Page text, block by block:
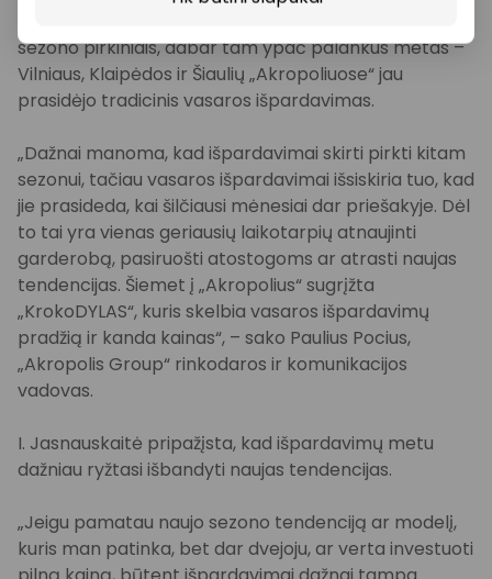
sezono pirkiniais, dabar tam ypač palankus metas –
Vilniaus, Klaipėdos ir Šiaulių „Akropoliuose“ jau
prasidėjo tradicinis vasaros išpardavimas.
„Dažnai manoma, kad išpardavimai skirti pirkti kitam
sezonui, tačiau vasaros išpardavimai išsiskiria tuo, kad
jie prasideda, kai šilčiausi mėnesiai dar priešakyje. Dėl
to tai yra vienas geriausių laikotarpių atnaujinti
garderobą, pasiruošti atostogoms ar atrasti naujas
tendencijas. Šiemet į „Akropolius“ sugrįžta
„KrokoDYLAS“, kuris skelbia vasaros išpardavimų
pradžią ir kanda kainas“, – sako Paulius Pocius,
„Akropolis Group“ rinkodaros ir komunikacijos
vadovas.
I. Jasnauskaitė pripažįsta, kad išpardavimų metu
dažniau ryžtasi išbandyti naujas tendencijas.
„Jeigu pamatau naujo sezono tendenciją ar modelį,
kuris man patinka, bet dar dvejoju, ar verta investuoti